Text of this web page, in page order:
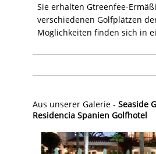
Sie erhalten Gtreenfee-
verschiedenen Golfplätzen
Möglichkeiten finden sich in
Aus unserer Galerie - Seaside
Residencia Spanien Golfhotel